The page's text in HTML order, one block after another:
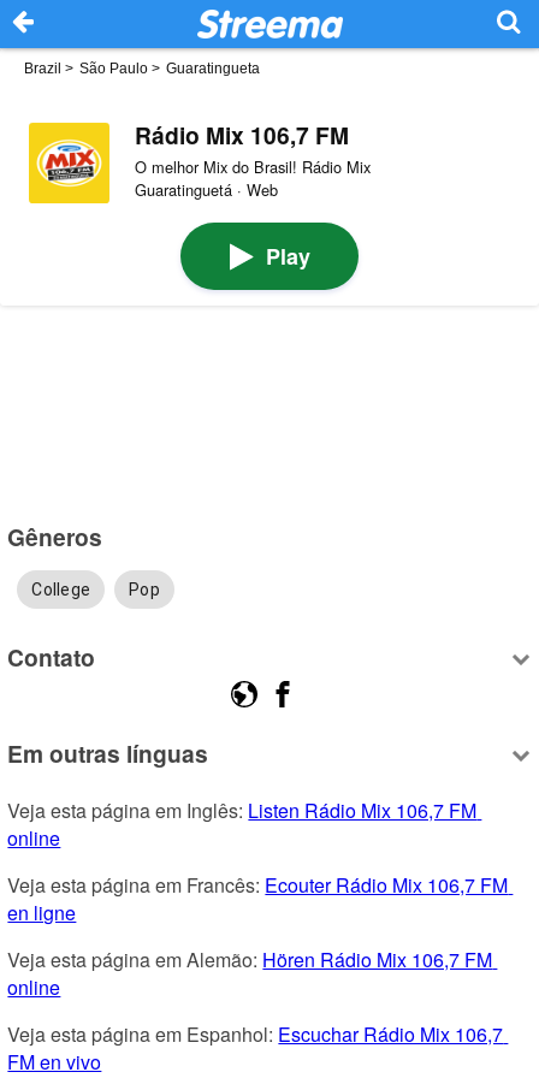
Brazil > São Paulo > Guaratingueta
Rádio Mix 106,7 FM
O melhor Mix do Brasil! Rádio Mix
Guaratinguetá · Web
Play
Gêneros
College Pop
Contato
Em outras línguas
Veja esta página em Inglês: Listen Rádio Mix 106,7 FM
online
Veja esta página em Francês: Ecouter Rádio Mix 106,7 FM
en ligne
Veja esta página em Alemão: Hören Rádio Mix 106,7 FM
online
Veja esta página em Espanhol: Escuchar Rádio Mix 106,7
FM en vivo